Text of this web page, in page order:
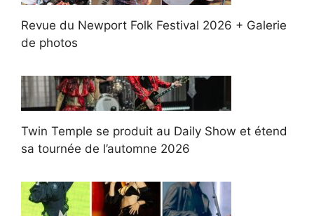
Revue du Newport Folk Festival 2026 + Galerie
de photos
Twin Temple se produit au Daily Show et étend
sa tournée de l’automne 2026